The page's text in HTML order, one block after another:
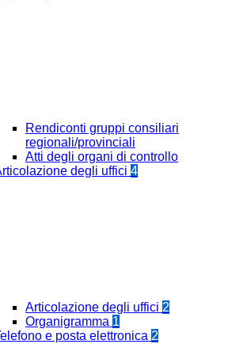
Rendiconti gruppi consiliari
regionali/provinciali
Atti degli organi di controllo
degli uffici 4
Articolazione degli uffici 2
Organigramma 1
e posta elettronica 2